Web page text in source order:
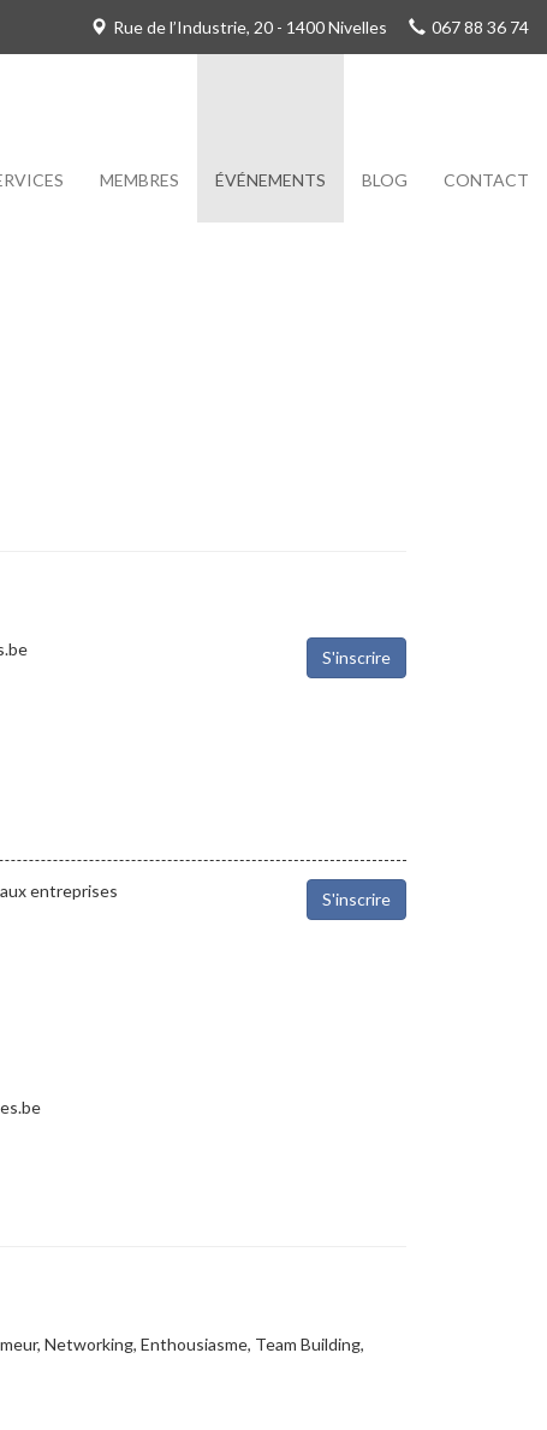
Rue de l’Industrie, 20 - 1400 Nivelles 067 88 36 74
MEMBRES ÉVÉNEMENTS BLOG CONTACT
S'inscrire
entreprises
S'inscrire
Networking, Enthousiasme, Team Building,